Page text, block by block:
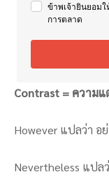
ข้าพเจ้ายินยอม
การตลาด
Contrast = ความ
However แปลว่า อย่
Nevertheless แปล